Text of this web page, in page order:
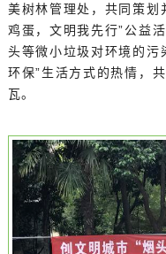
美树林管理处，共同策划
鸡蛋，文明我先行”公益
头等微小垃圾对环境的污
环保”生活方式的热情，
瓦。